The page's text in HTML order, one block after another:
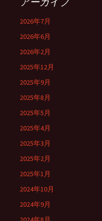
2026年7月
2026年6月
2026年2月
2025年12月
2025年9月
2025年8月
2025年5月
2025年4月
2025年3月
2025年2月
2025年1月
2024年10月
2024年9月